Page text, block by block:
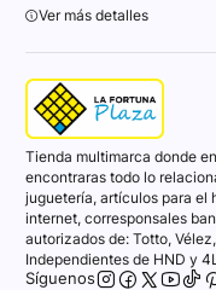
Ver más detalles
Tienda multimarca donde
encontraras todo lo
juguetería, artículos para el
internet, corresponsales
autorizados de: Totto,
Independientes de HND y
Síguenos